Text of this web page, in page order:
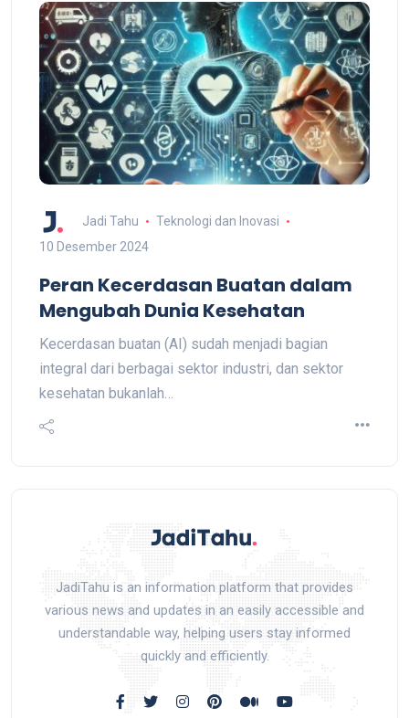
Jadi Tahu
Teknologi dan Inovasi
10 Desember 2024
Peran Kecerdasan Buatan dalam
Mengubah Dunia Kesehatan
Kecerdasan buatan (AI) sudah menjadi bagian
integral dari berbagai sektor industri, dan sektor
kesehatan bukanlah…
JadiTahu is an information platform that provides
various news and updates in an easily accessible and
understandable way, helping users stay informed
quickly and efficiently.